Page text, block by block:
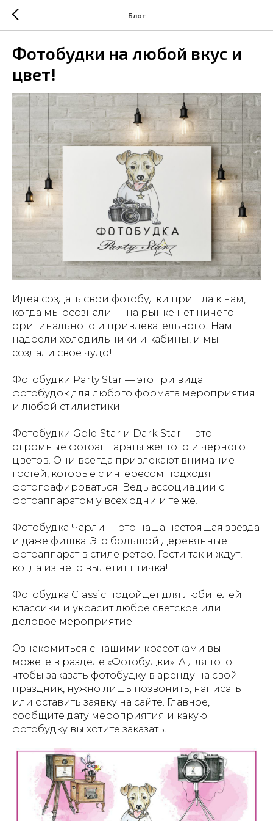
Блог
Фотобудки на любой вкус и
цвет!
Идея создать свои фотобудки пришла к нам,
когда мы осознали — на рынке нет ничего
оригинального и привлекательного! Нам
надоели холодильники и кабины, и мы
создали свое чудо!
Фотобудки Party Star — это три вида
фотобудок для любого формата мероприятия
и любой стилистики.
Фотобудки Gold Star и Dark Star — это
огромные фотоаппараты желтого и черного
цветов. Они всегда привлекают внимание
гостей, которые с интересом подходят
фотографироваться. Ведь ассоциации с
фотоаппаратом у всех одни и те же!
Фотобудка Чарли — это наша настоящая звезда
и даже фишка. Это большой деревянные
фотоаппарат в стиле ретро. Гости так и ждут,
когда из него вылетит птичка!
Фотобудка Classic подойдет для любителей
классики и украсит любое светское или
деловое мероприятие.
Ознакомиться с нашими красотками вы
можете в разделе «Фотобудки». А для того
чтобы заказать фотобудку в аренду на свой
праздник, нужно лишь позвонить, написать
или оставить заявку на сайте. Главное,
сообщите дату мероприятия и какую
фотобудку вы хотите заказать.